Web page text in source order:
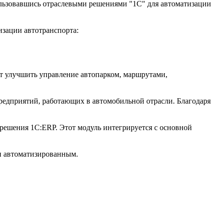
отраслевыми решениями "1С" для автоматизации
автотранспорта:
управление автопарком, маршрутами,
работающих в автомобильной отрасли. Благодаря
1С:ERP. Этот модуль интегрируется с основной
автоматизированным.